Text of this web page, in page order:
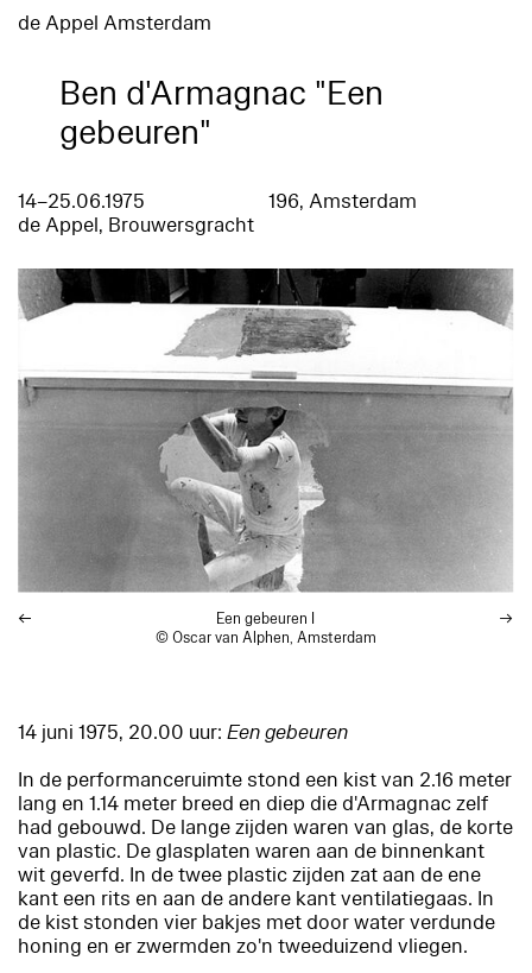
de Appel Amsterdam
Ben d'Armagnac "Een
gebeuren"
14–25.06.1975
de Appel, Brouwersgracht
196, Amsterdam
Een gebeuren
© Oscar van Alphen, Amsterdam
14 juni 1975, 20.00 uur: Een gebeuren
In de performanceruimte stond een kist van 2.16 meter
lang en 1.14 meter breed en diep die d'Armagnac zelf
had gebouwd. De lange zijden waren van glas, de korte
van plastic. De glasplaten waren aan de binnenkant
wit geverfd. In de twee plastic zijden zat aan de ene
kant een rits en aan de andere kant ventilatiegaas. In
de kist stonden vier bakjes met door water verdunde
honing en er zwermden zo'n tweeduizend vliegen.